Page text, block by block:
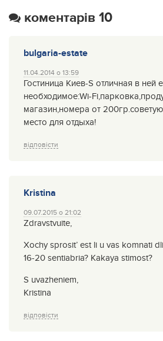
коментарів 10
bulgaria-estate
11.04.2014 о 13:59
Гостиница Киев-S отличная в ней
необходимое:Wi-
магазин,номера от
место для отдыха!
відповісти
Kristina
09.07.2015 о 21:02
Zdravstvuite,
Xochy sprosit’ est li u vas komnati
16-20 sentiabria? Kakaya stimost?
S uvazheniem,
Kristina
відповісти